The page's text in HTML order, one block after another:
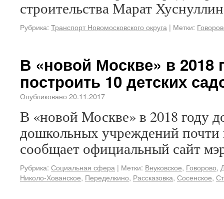
строительства Марат
Рубрика: Транспорт Новомосковского округа | Метки:
В «новой Москве» в 2018
построить 10 детских
Опубликовано 20.11.2017
В «новой Москве» в 2018 году
дошкольных учреждений почти
сообщает официальный сайт
Рубрика: Социальная сфера | Метки: Внуковское, Говорово,
Николо-Хованское, Переделкино, Рассказовка, Сосенское,